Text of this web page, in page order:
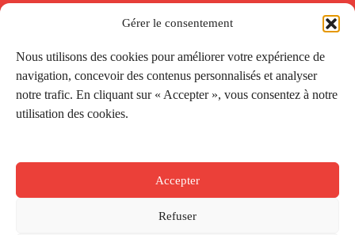
Gérer le consentement
Nous utilisons des cookies pour améliorer votre expérience de
navigation, concevoir des contenus personnalisés et analyser
notre trafic. En cliquant sur « Accepter », vous consentez à notre
utilisation des cookies.
Accepter
Refuser
Conditions générales de vente
Réductions de la Carte Côté Courrier
Application